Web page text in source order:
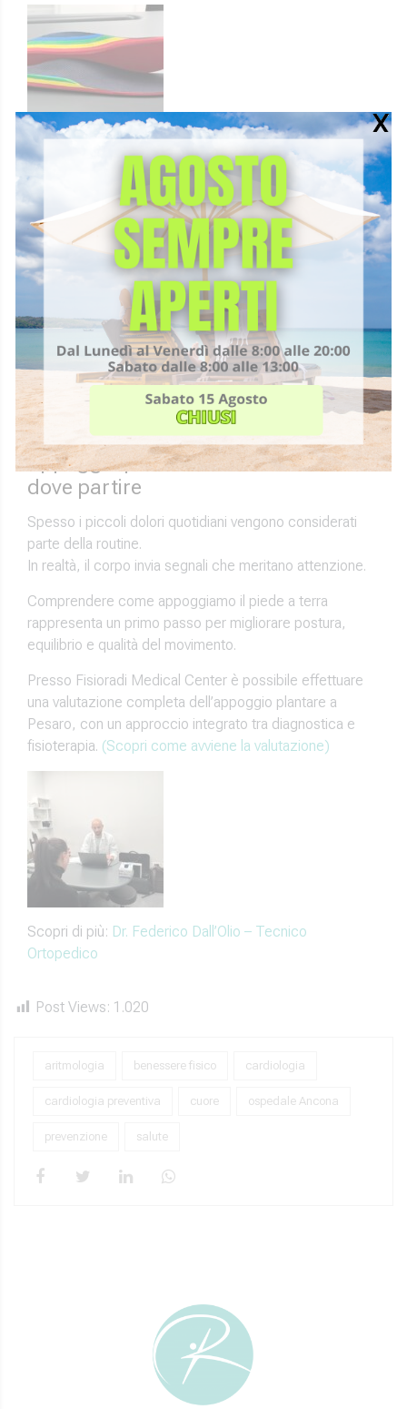
Quando l’esame evidenzia uno squilibrio, è possibile
realizzare plantari personalizzati sulla base dei dati
raccolti.
Il plantare su misura contribuisce a:
ridistribuire i carichi
migliorare l’allineamento posturale
ridurre le tensioni
supportare il movimento quotidiano e sportivo
Si tratta di un supporto progettato in modo specifico
sulla persona.
Appoggio plantare e benessere: da
dove partire
Spesso i piccoli dolori quotidiani vengono considerati
parte della routine.
In realtà, il corpo invia segnali che meritano attenzione.
Comprendere come appoggiamo il piede a terra
rappresenta un primo passo per migliorare postura,
equilibrio e qualità del movimento.
Presso Fisioradi Medical Center è possibile effettuare
una valutazione completa dell’appoggio plantare a
Pesaro, con un approccio integrato tra diagnostica e
fisioterapia. (Scopri come avviene la valutazione)
Scopri di più: Dr. Federico Dall’Olio – Tecnico
Ortopedico
Post Views: 1.020
aritmologia benessere fisico cardiologia
cardiologia preventiva cuore ospedale Ancona
prevenzione salute